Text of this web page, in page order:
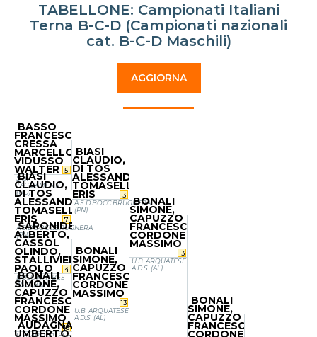
TABELLONE: Campionati Italiani
Terna B-C-D (Campionati nazionali
cat. B-C-D Maschili)
AGGIORNA
BASSO
FRANCESCO,
CRESSA
MARCELLO,
VIDUSSO
WALTER
5
S.B.
TAGLIAMENTO
(UD)
BIASI
CLAUDIO,
DI TOS
ALESSANDRO,
TOMASELLA
ERIS
7
A.S.D.BOCC.BRUGNERA
(PN)
SARONIDE
ALBERTO,
CASSOL
OLINDO,
STALLIVIERE
PAOLO
4
DOLOMITI BES
ASD (BL)
BONALI
SIMONE,
CAPUZZO
FRANCESCO,
CORDONE
MASSIMO
13
U.B. ARQUATESE
AUDAGNA
UMBERTO,
BIASI
CLAUDIO,
DI TOS
ALESSANDRO,
TOMASELLA
ERIS
3
A.S.D.BOCC.BRUGNERA
(PN)
BONALI
SIMONE,
CAPUZZO
FRANCESCO,
CORDONE
MASSIMO
13
U.B. ARQUATESE
A.D.S. (AL)
BONALI
SIMONE,
CAPUZZO
FRANCESCO,
CORDONE
MASSIMO
13
U.B. ARQUATESE
A.D.S. (AL)
BONALI
SIMONE,
CAPUZZO
FRANCESCO,
CORDONE